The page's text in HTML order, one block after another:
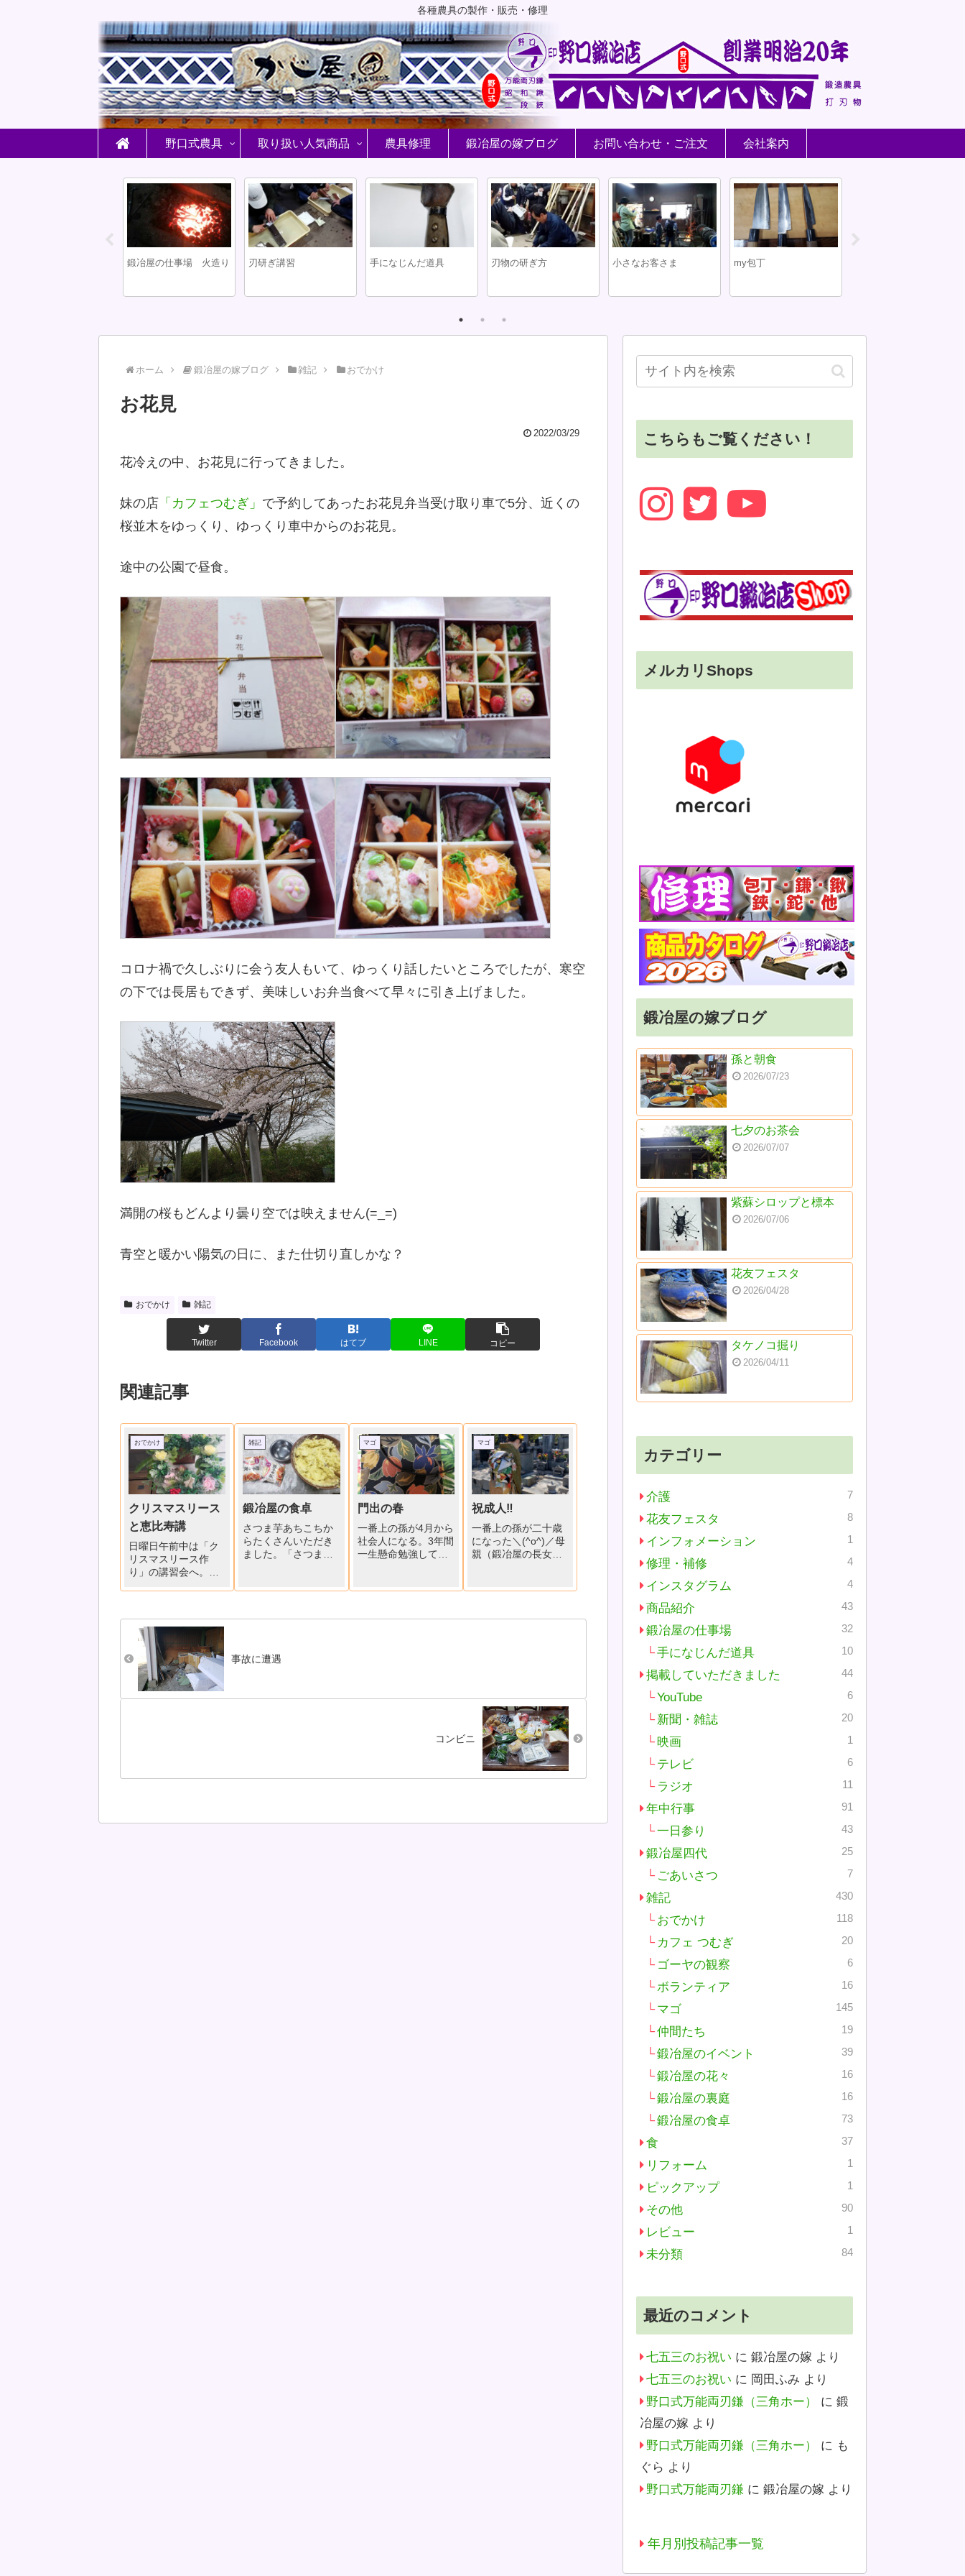
各種農具の製作・販売・修理
野口式農具 取り扱い人気商品 農具修理 鍛冶屋の嫁ブログ お問い合わせ・ご注文 会社案内
鍛冶屋の仕事場 火造り 刃研ぎ講習 手になじんだ道具 刃物の研ぎ方 小さなお客さま my包丁
ホーム 鍛冶屋の嫁ブログ 雑記 おでかけ
お花見
2022/03/29
花冷えの中、お花見に行ってきました。
妹の店 「カフェつむぎ」 で予約してあったお花見弁当受け取り車で5分、近くの
桜並木をゆっくり、ゆっくり車中からのお花見。
途中の公園で昼食。
コロナ禍で久しぶりに会う友人もいて、ゆっくり話したいところでしたが、寒空
の下では長居もできず、美味しいお弁当食べて早々に引き上げました。
満開の桜もどんより曇り空では映えません(=_=)
青空と暖かい陽気の日に、また仕切り直しかな？
おでかけ 雑記
Twitter Facebook はてブ LINE コピー
関連記事
おでかけ
クリスマスリース
と恵比寿講
日曜日午前中は「ク
リスマスリース作
り」の講習会へ。イ
らは新米炊いて、サ
ンマ（細っ！）焼い
て、けんちん汁作
り、お金が貯まるよ
うに( ´艸｀)商売繁盛
を願って、家中の財
布も一緒にお供えし
雑記
鍛冶屋の食卓
さつま芋あちこちか
らたくさんいただき
ました。「さつま芋
て、レンジでチン。
ま芋の食感が残る程
ズ、砂糖（お好み
る。さつま...
マゴ
門出の春
一番上の孫が4月から
社会人になる。3年間
一生懸命勉強して准
発表はもう少し先だ
お祝いランチした。
い...
マゴ
祝成人‼
一番上の孫が二十歳
になった＼(^o^)／母
親（鍛冶屋の長女）
らい、ご先祖様、そ
り。敬老の日、97歳
事故に遭遇
コンビニ
こちらもご覧ください！
メルカリShops
鍛冶屋の嫁ブログ
孫と朝食
2026/07/23
七夕のお茶会
2026/07/07
紫蘇シロップと標本
2026/07/06
花友フェスタ
2026/04/28
タケノコ掘り
2026/04/11
カテゴリー
介護 7
花友フェスタ 8
インフォメーション 1
修理・補修 4
インスタグラム 4
商品紹介 43
鍛冶屋の仕事場 32
手になじんだ道具 10
掲載していただきました 44
YouTube 6
新聞・雑誌 20
映画 1
テレビ 6
ラジオ 11
年中行事 91
一日参り 43
鍛冶屋四代 25
ごあいさつ 7
雑記 430
おでかけ 118
カフェ つむぎ 20
ゴーヤの観察 6
ボランティア 16
マゴ 145
仲間たち 19
鍛冶屋のイベント 39
鍛冶屋の花々 16
鍛冶屋の裏庭 16
鍛冶屋の食卓 73
食 37
リフォーム 1
ピックアップ 1
その他 90
レビュー 1
未分類 84
最近のコメント
七五三のお祝い に 鍛冶屋の嫁 より
七五三のお祝い に 岡田ふみ より
野口式万能両刃鎌（三角ホー）
に 鍛
冶屋の嫁 より
野口式万能両刃鎌（三角ホー）
に も
ぐら より
野口式万能両刃鎌 に 鍛冶屋の嫁 より
年月別投稿記事一覧